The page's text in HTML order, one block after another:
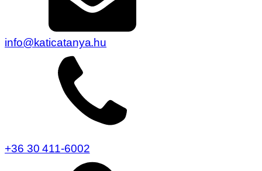
info@katicatanya.hu
+36 30 411-6002